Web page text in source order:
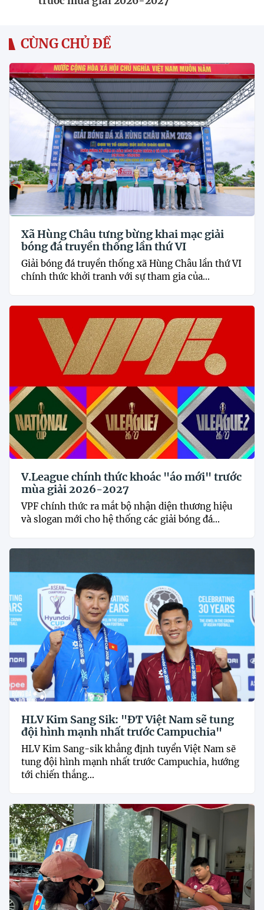
CÙNG CHỦ ĐỀ
Xã Hùng Châu tưng bừng khai mạc giải
bóng đá truyền thống lần thứ VI
Giải bóng đá truyền thống xã Hùng Châu lần thứ VI
chính thức khởi tranh với sự tham gia của...
V.League chính thức khoác "áo mới" trước
mùa giải 2026-2027
VPF chính thức ra mắt bộ nhận diện thương hiệu
và slogan mới cho hệ thống các giải bóng đá...
HLV Kim Sang Sik: "ĐT Việt Nam sẽ tung
đội hình mạnh nhất trước Campuchia"
HLV Kim Sang-sik khẳng định tuyển Việt Nam sẽ
tung đội hình mạnh nhất trước Campuchia, hướng
tới chiến thắng...